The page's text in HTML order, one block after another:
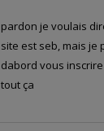
pardon je voulais
site est seb, mais je
dabord vous
tout ça